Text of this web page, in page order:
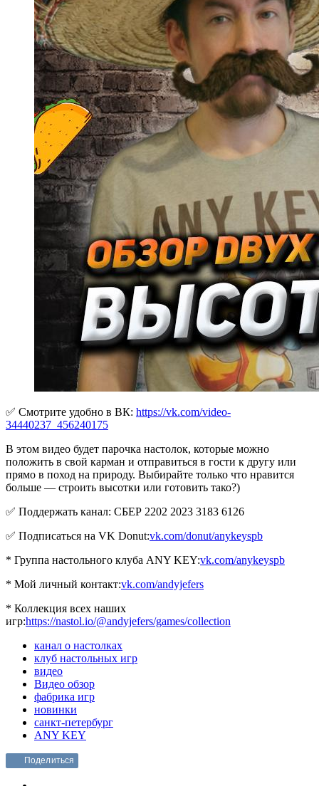
✅ Cмотрите удобно в ВК: https://vk.com/video-
34440237_456240175
В этом видео будет парочка настолок, которые можно
положить в свой карман и отправиться в гости к другу или
прямо в поход на природу. Выбирайте только что нравится
больше — строить высотки или готовить тако?)
✅ Поддержать канал: СБЕР 2202 2023 3183 6126
✅ Подписаться на VK Donut:vk.com/donut/anykeyspb
* Группа настольного клуба ANY KEY:vk.com/anykeyspb
* Мой личный контакт:vk.com/andyjefers
* Коллекция всех наших
игр:https://nastol.io/@andyjefers/games/collection
канал о настолках
клуб настольных игр
видео
Видео обзор
фабрика игр
новинки
санкт-петербург
ANY KEY
Поделиться